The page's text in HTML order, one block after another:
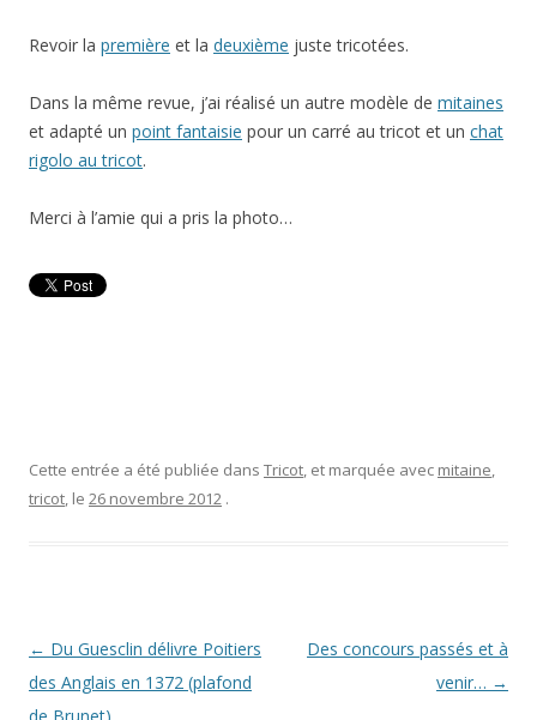
Revoir la première et la deuxième juste tricotées.
Dans la même revue, j’ai réalisé un autre modèle de mitaines
et adapté un point fantaisie pour un carré au tricot et un chat
rigolo au tricot.
Merci à l’amie qui a pris la photo…
Cette entrée a été publiée dans Tricot, et marquée avec mitaine,
tricot, le 26 novembre 2012 .
Navigation
des
← Du Guesclin délivre Poitiers
des Anglais en 1372 (plafond
Des concours passés et à
venir… →